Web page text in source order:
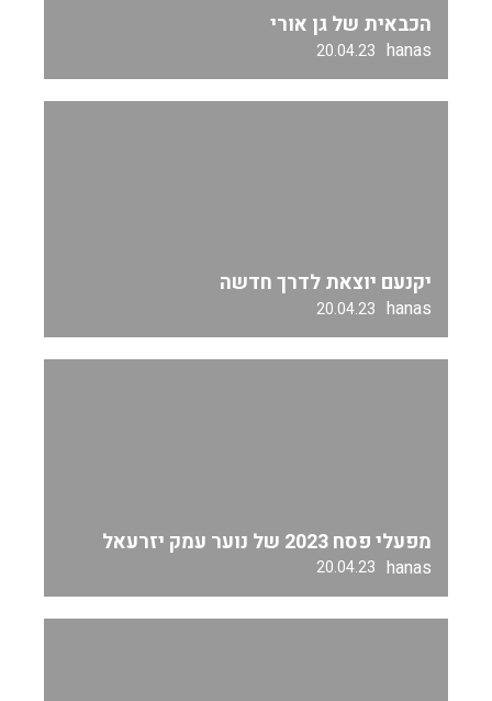
הכבאית של גן אורי
hanas
20.04.23
יקנעם יוצאת לדרך חדשה
hanas
20.04.23
מפעלי פסח 2023 של נוער עמק יזרעאל
hanas
20.04.23